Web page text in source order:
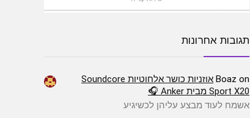
תגובות אחרונות
Boaz on
אוזניות כושר אלחוטיות Soundcore
Sport X20 מבית Anker 🎧
אשמח לעוד מבצע עליהן לכשיגיע